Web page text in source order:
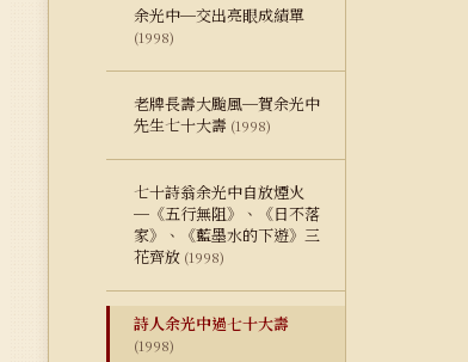
余光中─交出亮眼成績單
(1998)
老牌長壽大颱風─賀余光中
先生七十大壽 (1998)
七十詩翁余光中自放煙火
─《五行無阻》、《日不落
家》、《藍墨水的下遊》三
花齊放 (1998)
詩人余光中過七十大壽
(1998)